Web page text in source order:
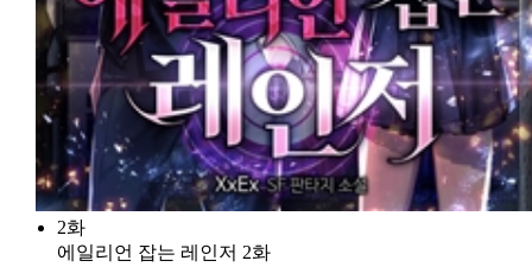
2화
에일리언 잡는 레인저 2화